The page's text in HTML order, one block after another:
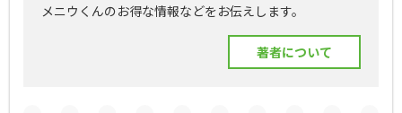
メニウくんのお得な情報などをお伝えします。
著者について